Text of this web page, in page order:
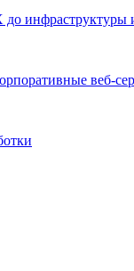
инфраструктуры
веб-